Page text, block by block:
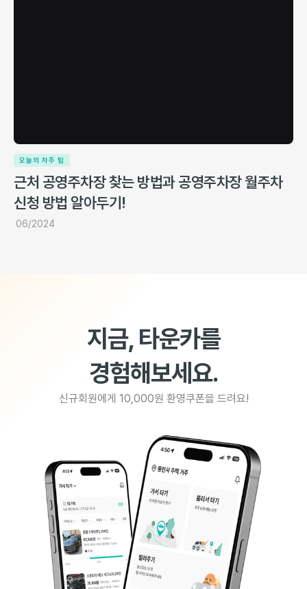
오늘의 차주 팁
근처 공영주차장 찾는 방법과 공영주차장 월주차
신청 방법 알아두기!
06/2024
지금, 타운카를
경험해보세요.
신규회원에게 10,000원 환영쿠폰을 드려요!